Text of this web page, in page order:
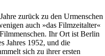
zurück zu den Urmenschen
auch »das Filmzeitalter«
Ihr Ort ist Berlin
Jahres 1952, und die
sich zu ihrer ersten